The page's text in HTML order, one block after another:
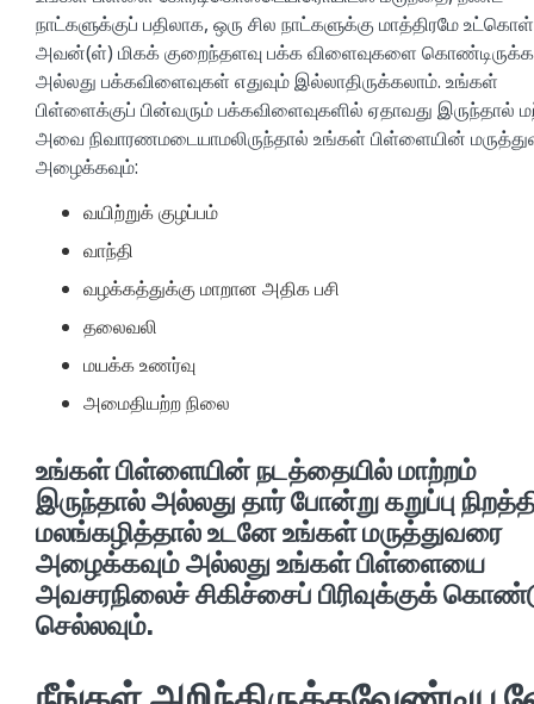
நாட்களுக்குப் பதிலாக, ஒரு சில நாட்களுக்கு மாத்திரமே
அவன்(ள்) மிகக் குறைந்தளவு பக்க விளைவுகளை
அல்லது பக்கவிளைவுகள் எதுவும் இல்லாதிருக்கலாம். உங்கள்
பிள்ளைக்குப் பின்வரும் பக்கவிளைவுகளில் ஏதாவது இருந்தால்
அவை நிவாரணமடையாமலிருந்தால் உங்கள் பிள்ளையின்
அழைக்கவும்:
வயிற்றுக் குழப்பம்
வாந்தி
வழக்கத்துக்கு மாறான அதிக பசி
தலைவலி
மயக்க உணர்வு
அமைதியற்ற நிலை
உங்கள் பிள்ளையின் நடத்தையில் மாற்றம்
இருந்தால் அல்லது தார் போன்று கறுப்பு
மலங்கழித்தால் உடனே உங்கள் மருத்துவரை
அழைக்கவும் அல்லது உங்கள் பிள்ளையை
அவசரநிலைச் சிகிச்சைப் பிரிவுக்குக்
செல்லவும்.